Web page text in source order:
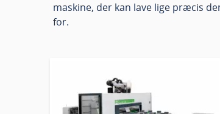
maskine, der kan lave lige præcis
for.